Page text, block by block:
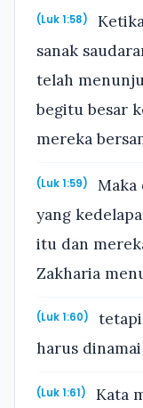
(Luk 1:58)
sanak
telah
begitu besar
mereka
(Luk 1:59)
Maka
yang
itu dan
Zakharia
(Luk 1:60)
tetapi
harus dinamai
(Luk 1:61)
Kata